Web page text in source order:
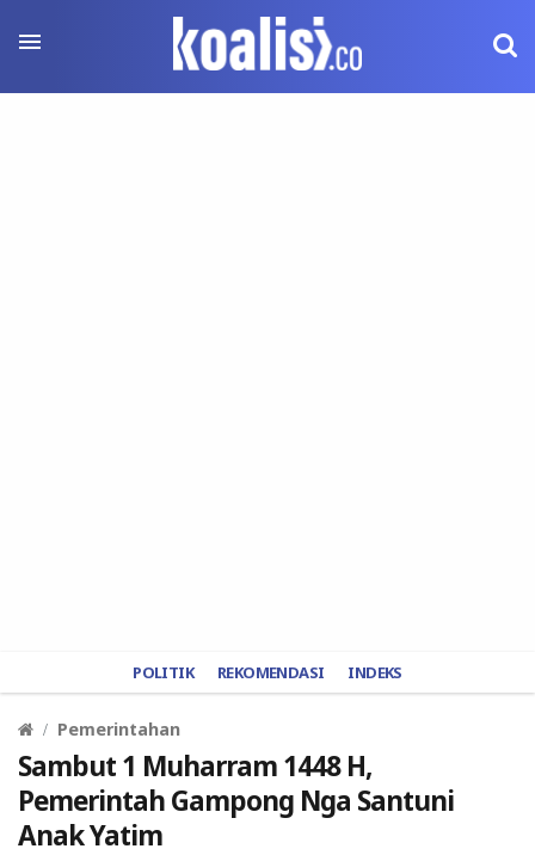
POLITIK REKOMENDASI INDEKS
Pemerintahan
Sambut 1 Muharram 1448 H,
Pemerintah Gampong Nga Santuni
Anak Yatim